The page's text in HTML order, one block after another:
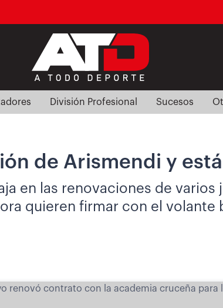
División Profesional Sucesos
de Arismendi y
en las renovaciones de varios
quieren firmar con el volante